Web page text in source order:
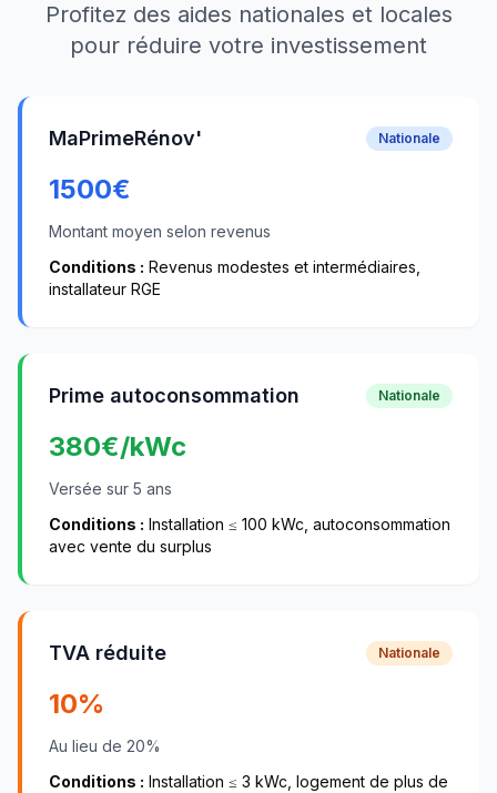
Profitez des aides nationales et locales
pour réduire votre investissement
MaPrimeRénov' Nationale
1500€
Montant moyen selon revenus
Conditions : Revenus modestes et intermédiaires,
installateur RGE
Prime autoconsommation Nationale
380€/kWc
Versée sur 5 ans
Conditions : Installation ≤ 100 kWc, autoconsommation
avec vente du surplus
TVA réduite Nationale
10%
Au lieu de 20%
Conditions : Installation ≤ 3 kWc, logement de plus de